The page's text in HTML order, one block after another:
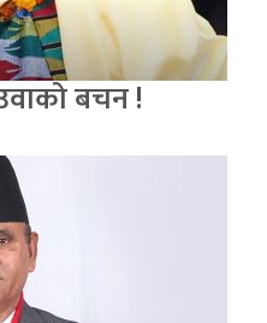
बचन !